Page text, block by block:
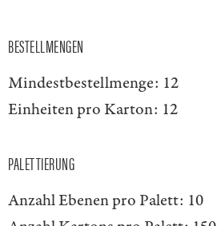
BESTELLMENGEN
Mindestbestellmenge: 12
Einheiten pro Karton: 12
PALETTIERUNG
Anzahl Ebenen pro Palett: 10